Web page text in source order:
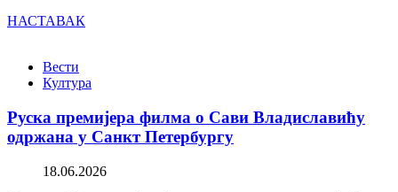
НАСТАВАК
Вести
Култура
Руска премијера филма о Сави Владиславићу
одржана у Санкт Петербургу
18.06.2026